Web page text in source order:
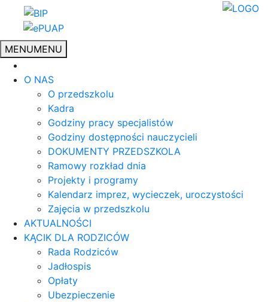
MENUMENU
O NAS
O przedszkolu
Kadra
Godziny pracy specjalistów
Godziny dostępności nauczycieli
DOKUMENTY PRZEDSZKOLA
Ramowy rozkład dnia
Projekty i programy
Kalendarz imprez, wycieczek, uroczystości
Zajęcia w przedszkolu
AKTUALNOŚCI
KĄCIK DLA RODZICÓW
Rada Rodziców
Jadłospis
Opłaty
Ubezpieczenie